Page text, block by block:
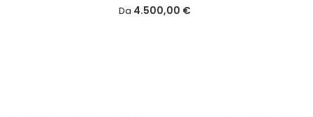
Da 4.500,00 €